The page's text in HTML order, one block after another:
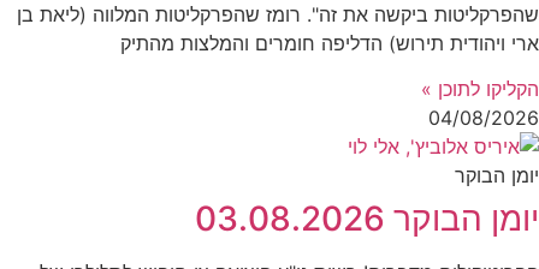
שהפרקליטות ביקשה את זה". רומז שהפרקליטות המלווה (ליאת בן
ארי ויהודית תירוש) הדליפה חומרים והמלצות מהתיק
הקליקו לתוכן »
04/08/2026
יומן הבוקר
יומן הבוקר 03.08.2026